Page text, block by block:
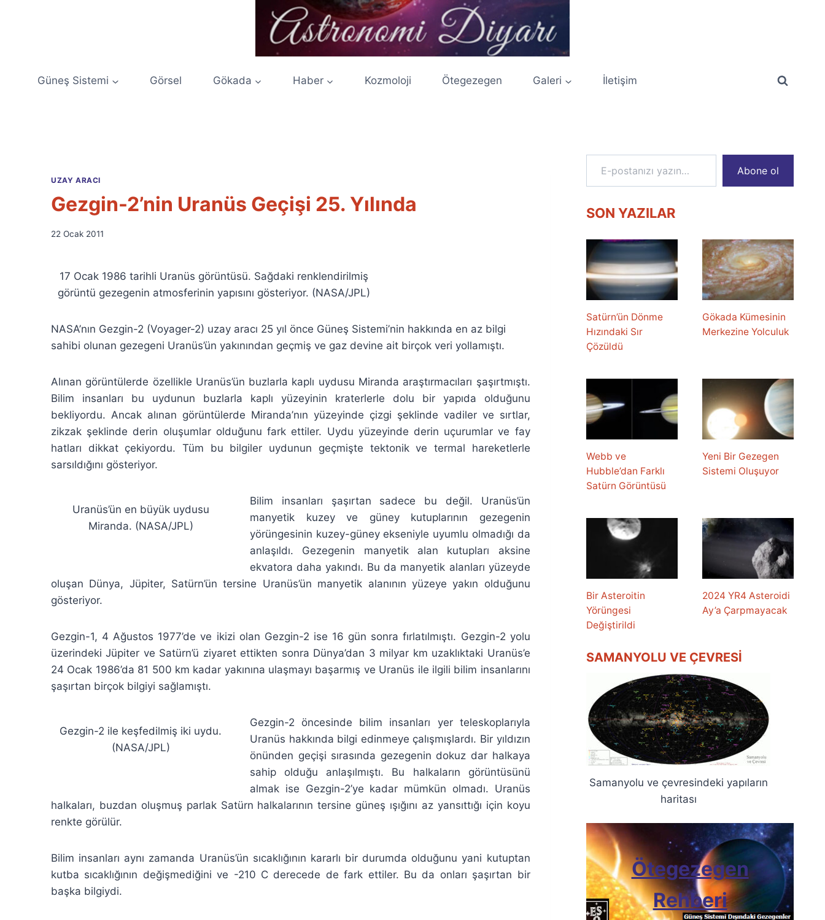
Güneş Sistemi Görsel Gökada Haber Kozmoloji Ötegezegen Galeri İletişim
UZAY ARACI
Gezgin-2’nin Uranüs Geçişi 25. Yılında
By
Özyar
22 Ocak 2011
17 Ocak 1986 tarihli Uranüs görüntüsü. Sağdaki renklendirilmiş
görüntü gezegenin atmosferinin yapısını gösteriyor. (NASA/JPL)
NASA’nın Gezgin-2 (Voyager-2) uzay aracı 25 yıl önce Güneş Sistemi’nin hakkında en az bilgi
sahibi olunan gezegeni Uranüs’ün yakınından geçmiş ve gaz devine ait birçok veri yollamıştı.
Alınan görüntülerde özellikle Uranüs’ün buzlarla kaplı uydusu Miranda araştırmacıları şaşırtmıştı.
Bilim insanları bu uydunun buzlarla kaplı yüzeyinin kraterlerle dolu bir yapıda olduğunu
bekliyordu. Ancak alınan görüntülerde Miranda’nın yüzeyinde çizgi şeklinde vadiler ve sırtlar,
zikzak şeklinde derin oluşumlar olduğunu fark ettiler. Uydu yüzeyinde derin uçurumlar ve fay
hatları dikkat çekiyordu. Tüm bu bilgiler uydunun geçmişte tektonik ve termal hareketlerle
sarsıldığını gösteriyor.
Uranüs’ün en büyük uydusu
Miranda. (NASA/JPL)
Bilim insanları şaşırtan sadece bu değil. Uranüs’ün
manyetik kuzey ve güney kutuplarının gezegenin
yörüngesinin kuzey-güney ekseniyle uyumlu olmadığı da
anlaşıldı. Gezegenin manyetik alan kutupları aksine
ekvatora daha yakındı. Bu da manyetik alanları yüzeyde
oluşan Dünya, Jüpiter, Satürn’ün tersine Uranüs’ün manyetik alanının yüzeye yakın olduğunu
gösteriyor.
Gezgin-1, 4 Ağustos 1977’de ve ikizi olan Gezgin-2 ise 16 gün sonra fırlatılmıştı. Gezgin-2 yolu
üzerindeki Jüpiter ve Satürn’ü ziyaret ettikten sonra Dünya’dan 3 milyar km uzaklıktaki Uranüs’e
24 Ocak 1986’da 81 500 km kadar yakınına ulaşmayı başarmış ve Uranüs ile ilgili bilim insanlarını
şaşırtan birçok bilgiyi sağlamıştı.
Gezgin-2 ile keşfedilmiş iki uydu.
(NASA/JPL)
Gezgin-2 öncesinde bilim insanları yer teleskoplarıyla
Uranüs hakkında bilgi edinmeye çalışmışlardı. Bir yıldızın
önünden geçişi sırasında gezegenin dokuz dar halkaya
sahip olduğu anlaşılmıştı. Bu halkaların görüntüsünü
almak ise Gezgin-2’ye kadar mümkün olmadı. Uranüs
halkaları, buzdan oluşmuş parlak Satürn halkalarının tersine güneş ışığını az yansıttığı için koyu
renkte görülür.
Bilim insanları aynı zamanda Uranüs’ün sıcaklığının kararlı bir durumda olduğunu yani kutuptan
kutba sıcaklığının değişmediğini ve -210 C derecede de fark ettiler. Bu da onları şaşırtan bir
başka bilgiydi.
E-postanızı yazın…
Abone ol
SON YAZILAR
Satürn’ün Dönme
Hızındaki Sır
Çözüldü
Gökada Kümesinin
Merkezine Yolculuk
Webb ve
Hubble’dan Farklı
Satürn Görüntüsü
Yeni Bir Gezegen
Sistemi Oluşuyor
Bir Asteroitin
Yörüngesi
Değiştirildi
2024 YR4 Asteroidi
Ay’a Çarpmayacak
SAMANYOLU VE ÇEVRESI
Samanyolu ve çevresindeki yapıların
haritası
Ötegezegen
Rehberi